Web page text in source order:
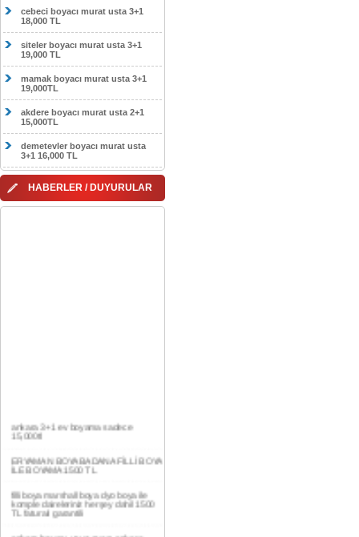
cebeci boyacı murat usta 3+1
18,000 TL
siteler boyacı murat usta 3+1
19,000 TL
mamak boyacı murat usta 3+1
19,000TL
akdere boyacı murat usta 2+1
15,000TL
demetevler boyacı murat usta
3+1 16,000 TL
HABERLER / DUYURULAR
ERYAMAN BOYA BADANA FİLLİ BOYA
İLE BOYAMA 1500 TL
filli boya marshall boya dyo boya ile
komple daireleriniz herşey dahil 1500
ankara boyacı ucuz oyacı ankara
15.000TL